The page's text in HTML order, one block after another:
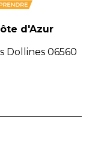
d'Azur
Dollines 06560